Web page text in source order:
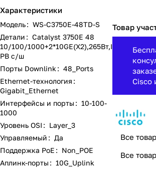
Характеристики
Модель: WS-C3750E-48TD-S
Детали: Catalyst 3750E 48
10/100/1000+2*10GE(X2),265Вт,I
PB с/ш
Порты Downlink: 48_Ports
Ethernet-технология:
Gigabit_Ethernet
Интерфейсы и порты: 10-100-
1000
Уровень OSI: Layer_3
Управляемый: Да
Поддержка PoE: Non_POE
Аплинк-порты: 10G_Uplink
Товар
Cisco
Все
Все